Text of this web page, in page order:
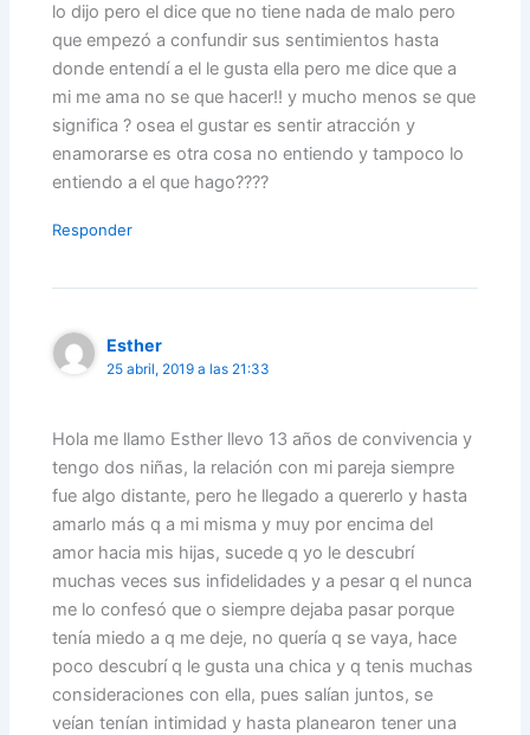
lo dijo pero el dice que no tiene nada de malo pero
que empezó a confundir sus sentimientos hasta
donde entendí a el le gusta ella pero me dice que a
mi me ama no se que hacer!! y mucho menos se que
significa ? osea el gustar es sentir atracción y
enamorarse es otra cosa no entiendo y tampoco lo
entiendo a el que hago????
Responder
Esther
25 abril, 2019 a las 21:33
Hola me llamo Esther llevo 13 años de convivencia y
tengo dos niñas, la relación con mi pareja siempre
fue algo distante, pero he llegado a quererlo y hasta
amarlo más q a mi misma y muy por encima del
amor hacia mis hijas, sucede q yo le descubrí
muchas veces sus infidelidades y a pesar q el nunca
me lo confesó que o siempre dejaba pasar porque
tenía miedo a q me deje, no quería q se vaya, hace
poco descubrí q le gusta una chica y q tenis muchas
consideraciones con ella, pues salían juntos, se
veían tenían intimidad y hasta planearon tener una